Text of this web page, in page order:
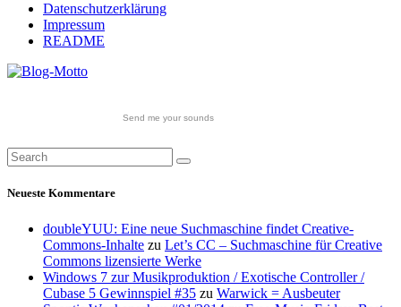
Datenschutzerklärung
Impressum
README
Send me your sounds
Neueste Kommentare
doubleYUU: Eine neue Suchmaschine findet Creative-
Commons-Inhalte zu Let’s CC – Suchmaschine für Creative
Commons lizensierte Werke
Windows 7 zur Musikproduktion / Exotische Controller /
Cubase 5 Gewinnspiel #35 zu Warwick = Ausbeuter